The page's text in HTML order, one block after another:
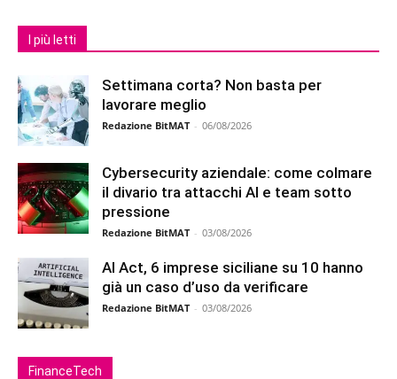
I più letti
Settimana corta? Non basta per
lavorare meglio
Redazione BitMAT - 06/08/2026
Cybersecurity aziendale: come colmare
il divario tra attacchi AI e team sotto
pressione
Redazione BitMAT - 03/08/2026
AI Act, 6 imprese siciliane su 10 hanno
già un caso d’uso da verificare
Redazione BitMAT - 03/08/2026
FinanceTech